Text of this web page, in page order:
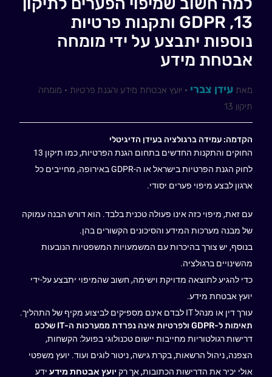
13, GDPR ותקנות פרטיות
נוספות יתבצע על ידי מומחה
אבטחת מידע
מאת עידן צברי · יועץ אבטחת מידע והגנת פרטיות · מומחה
תיקון 13
הקדמה: עמידה ברגולציה בעידן הדיגיטלי
החוקים והתקנות החדשים בתחום הגנת הפרטיות, כמו תיקון 13
לחוק הגנת הפרטיות בישראל או ה-GDPR באירופה, מחייבים כל
ארגון לבצע מיפוי פערים יסודי.
עם זאת, מיפוי כזה אינו פעולה טכנית בלבד. הוא דורש הבנה עמוקה
של מבנה מערכות המידע והסיכונים הקשורים בהן.
בנוסף, יש צורך בהיכרות עם המשמעויות המשפטיות הנובעות
מהשינויים ברגולציה.
כדי להגיע לתוצאה מדויקת וישימה, חשוב שהמיפוי יתבצע על-ידי
יועץ אבטחת מידע.
עורך דין או מנהל IT לבדם אינם מספיקים לביצוע מקיף של התהליך.
תאימות ל-GDPR ולפרטיות אינה נפרדת ממערכות ה-IT שלכם
דרישות רגולטוריות מחייבות יישום טכנולוגי בפועל: הקשחות,
הצפנה, ניהול הרשאות, בקרת גישה, ניטור לוגים ועוד. יועץ משפטי
אולי יכיר את הדרישות הכתובות, אך רק יועץ אבטחת מידעידע